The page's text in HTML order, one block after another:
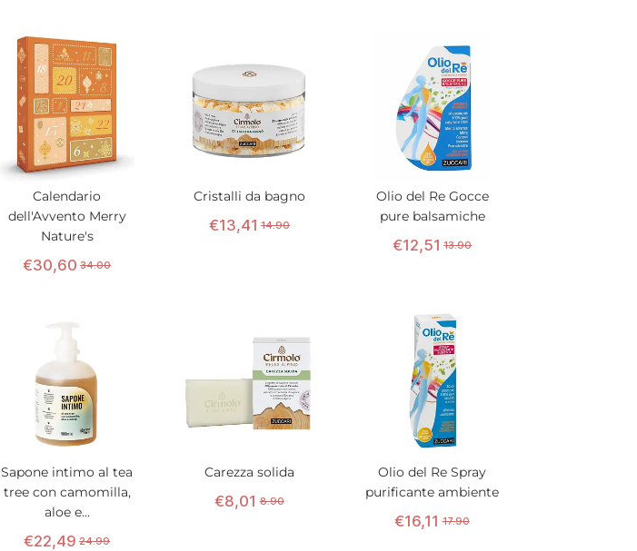
Calendario
dell'Avvento Merry
Nature's
€30,60 34.00
Cristalli da bagno
€13,41 14.90
Olio del Re Gocce
pure balsamiche
€12,51 13.90
Sapone intimo al tea
tree con camomilla,
aloe e...
€22,49 24.99
Carezza solida
€8,01 8.90
Olio del Re Spray
purificante ambiente
€16,11 17.90